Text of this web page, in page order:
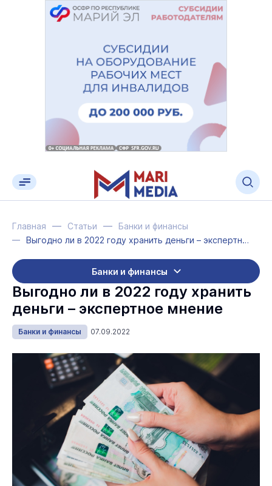
Главная Статьи
Банки и финансы
Выгодно ли в 2022 году хранить деньги – экспертное мнение
Банки и финансы
Выгодно ли в 2022 году хранить
деньги – экспертное мнение
Банки и финансы 07.09.2022